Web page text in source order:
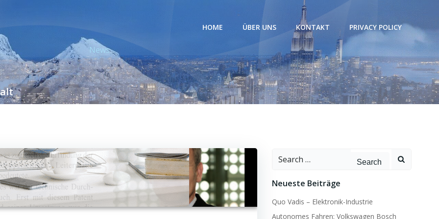
HOME ÜBER UNS KONTAKT PRIVACY POLICY
News
Search
Neueste Beiträge
Quo Vadis – Elektronik-Industrie
Autonomes Fahren: Volkswagen Bosch